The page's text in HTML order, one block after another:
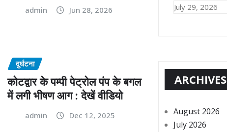
admin Jun 28, 2026
दुर्घटना
कोटद्वार के पम्पी पेट्रोल पंप के बगल
में लगी भीषण आग : देखें वीडियो
admin Dec 12, 2025
July 29, 2026
ARCHIVES
August 2026
July 2026